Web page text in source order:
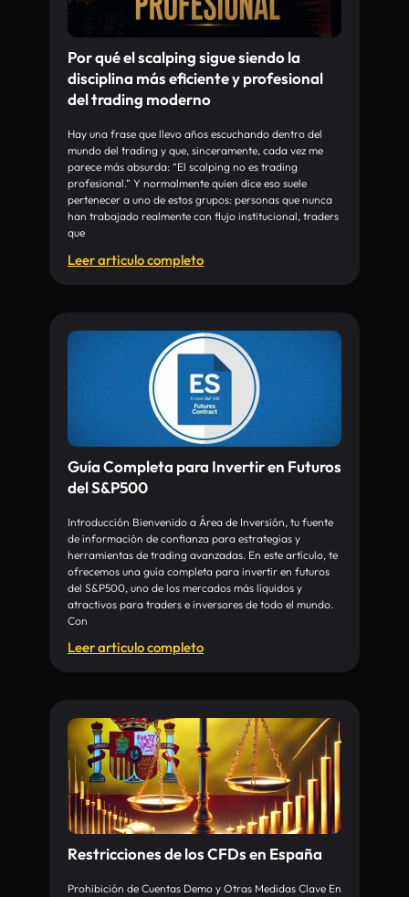
Por qué el scalping sigue siendo la
disciplina más eficiente y profesional
del trading moderno
Hay una frase que llevo años escuchando dentro del
mundo del trading y que, sinceramente, cada vez me
parece más absurda: “El scalping no es trading
profesional.” Y normalmente quien dice eso suele
pertenecer a uno de estos grupos: personas que nunca
han trabajado realmente con flujo institucional, traders
que
Leer articulo completo
Guía Completa para Invertir en Futuros
del S&P500
Introducción Bienvenido a Área de Inversión, tu fuente
de información de confianza para estrategias y
herramientas de trading avanzadas. En este artículo, te
ofrecemos una guía completa para invertir en futuros
del S&P500, uno de los mercados más líquidos y
atractivos para traders e inversores de todo el mundo.
Con
Leer articulo completo
Restricciones de los CFDs en España
Prohibición de Cuentas Demo y Otras Medidas Clave En